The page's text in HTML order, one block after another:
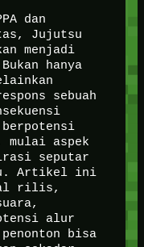
dan
Jujutsu
menjadi
hanya
sebuah
mulai aspek
seputar
Artikel ini
rilis,
alur
bisa